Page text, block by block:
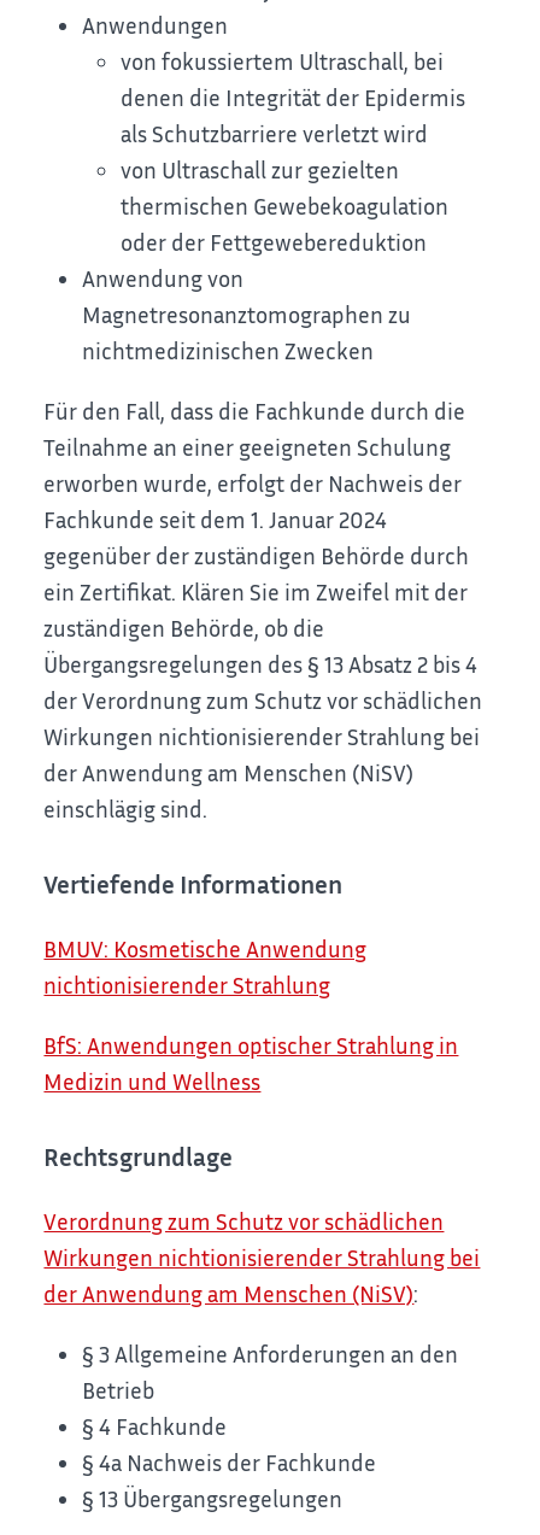
Anwendungen
von fokussiertem Ultraschall, bei
denen die Integrität der Epidermis
als Schutzbarriere verletzt wird
von Ultraschall zur gezielten
thermischen Gewebekoagulation
oder der Fettgewebereduktion
Anwendung von
Magnetresonanztomographen zu
nichtmedizinischen Zwecken
Für den Fall, dass die Fachkunde durch die
Teilnahme an einer geeigneten Schulung
erworben wurde, erfolgt der Nachweis der
Fachkunde seit dem 1. Januar 2024
gegenüber der zuständigen Behörde durch
ein Zertifikat. Klären Sie im Zweifel mit der
zuständigen Behörde, ob die
Übergangsregelungen des § 13 Absatz 2 bis 4
der Verordnung zum Schutz vor schädlichen
Wirkungen nichtionisierender Strahlung bei
der Anwendung am Menschen (NiSV)
einschlägig sind.
Vertiefende Informationen
BMUV: Kosmetische Anwendung
nichtionisierender Strahlung
BfS: Anwendungen optischer Strahlung in
Medizin und Wellness
Rechtsgrundlage
Verordnung zum Schutz vor schädlichen
Wirkungen nichtionisierender Strahlung bei
der Anwendung am Menschen (NiSV):
§ 3 Allgemeine Anforderungen an den
Betrieb
§ 4 Fachkunde
§ 4a Nachweis der Fachkunde
§ 13 Übergangsregelungen